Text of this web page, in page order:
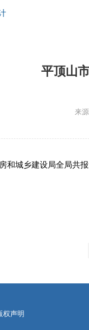
平顶山
来
和城乡建设局全局共
权声明